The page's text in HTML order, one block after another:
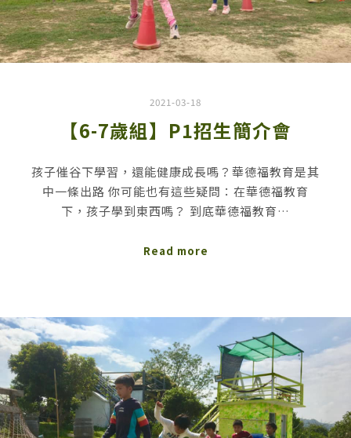
2021-03-18
【6-7歲組】P1招生簡介會
孩子催谷下學習，還能健康成長嗎？華德福教育是其
中一條出路 你可能也有這些疑問：在華德福教育
下，孩子學到東西嗎？ 到底華德福教育…
Read more